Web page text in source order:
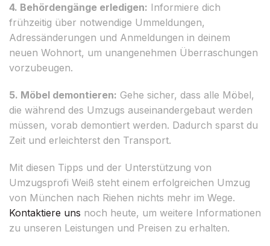
4. Behördengänge erledigen: Informiere dich
frühzeitig über notwendige Ummeldungen,
Adressänderungen und Anmeldungen in deinem
neuen Wohnort, um unangenehmen Überraschungen
vorzubeugen.
5. Möbel demontieren: Gehe sicher, dass alle Möbel,
die während des Umzugs auseinandergebaut werden
müssen, vorab demontiert werden. Dadurch sparst du
Zeit und erleichterst den Transport.
Mit diesen Tipps und der Unterstützung von
Umzugsprofi Weiß steht einem erfolgreichen Umzug
von München nach Riehen nichts mehr im Wege.
Kontaktiere uns noch heute, um weitere Informationen
zu unseren Leistungen und Preisen zu erhalten.